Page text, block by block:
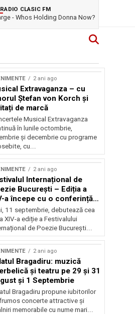
CLASIC FM
- Whos Holding Donna Now?
2 ani ago
Extravaganza – cu
Ștefan von Korch și
de marcă
Musical Extravaganza
în lunile octombrie,
şi decembrie cu programe
cu...
2 ani ago
Internațional de
București – Ediția a
a începe cu o conferință
limba română
de Marco Lucchesi
11 septembrie, debutează cea
XIV-a ediție a Festivalului
de Poezie București...
2 ani ago
Bragadiru: muzică
şi teatru pe 29 şi 31
şi 1 Septembrie
Bragadiru propune iubitorilor
concerte attractive şi
memorabile cu nume mari...